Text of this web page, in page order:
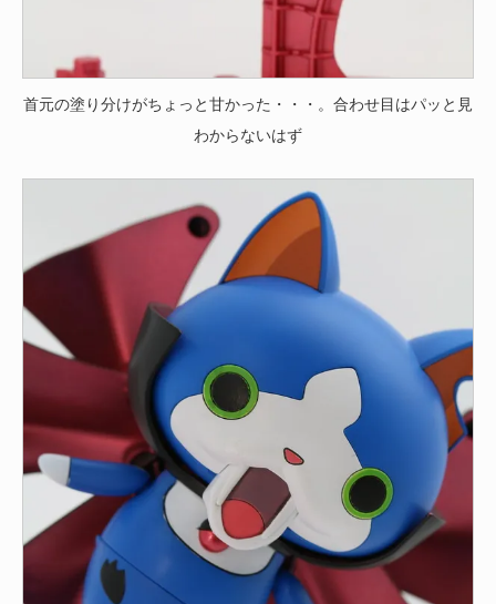
首元の塗り分けがちょっと甘かった・・・。合わせ目はパッと見
わからないはず